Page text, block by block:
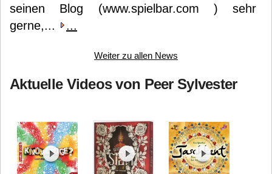
seinen Blog (www.spielbar.com ) sehr
gerne,...
...
Weiter zu allen News
Aktuelle Videos von Peer Sylvester